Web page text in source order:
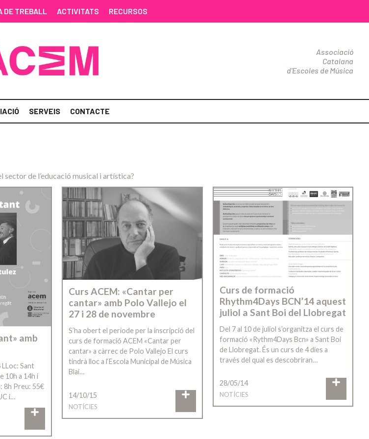
DE TREBALL ACTIVITATS RECURSOS
Associació
Catalana
d'Escoles de Música
SERVEIS CONTACTE
de l’educació musical i artística?
amb
Sant
10h a 14h i
8h Preu: 55€
i…
Curs ACEM: «Cantar per
cantar» amb Polo Vallejo el
27 i 28 de novembre
S’ha obert el període per la inscripció del
curs de formació ACEM «Cantar per
cantar» a càrrec de Polo Vallejo El curs
tindrà lloc a l‘Escola Municipal de Música
Blai…
14/10/15
NOTÍCIES
Curs de formació
Rhythm4Days BCN’14 aquest
juliol a Sant Boi del Llobregat
Del 7 al 10 de juliol s’organitza el curs de
formació «Rythm4Days Bcn» a Sant Boi
de Llobregat. És un curs de 4 dies a
través del qual es descobriran…
28/05/14
NOTÍCIES